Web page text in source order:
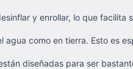
y enrollar, lo que
como en tierra. Esto es
diseñadas para ser